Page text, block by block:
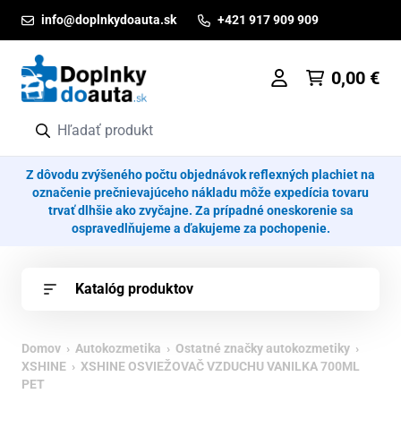
info@doplnkydoauta.sk +421 917 909 909
0,00 €
Z dôvodu zvýšeného počtu objednávok reflexných plachiet na
označenie prečnievajúceho nákladu môže expedícia tovaru
trvať dlhšie ako zvyčajne. Za prípadné oneskorenie sa
ospravedlňujeme a ďakujeme za pochopenie.
Katalóg produktov
Domov › Autokozmetika › Ostatné značky autokozmetiky ›
XSHINE › XSHINE OSVIEŽOVAČ VZDUCHU VANILKA 700ML
PET